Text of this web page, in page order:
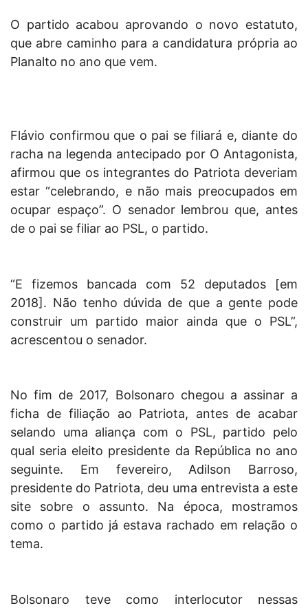
O partido acabou aprovando o novo estatuto,
que abre caminho para a candidatura própria ao
Planalto no ano que vem.
Flávio confirmou que o pai se filiará e, diante do
racha na legenda antecipado por O Antagonista,
afirmou que os integrantes do Patriota deveriam
estar “celebrando, e não mais preocupados em
ocupar espaço”. O senador lembrou que, antes
de o pai se filiar ao PSL, o partido.
“E fizemos bancada com 52 deputados [em
2018]. Não tenho dúvida de que a gente pode
construir um partido maior ainda que o PSL”,
acrescentou o senador.
No fim de 2017, Bolsonaro chegou a assinar a
ficha de filiação ao Patriota, antes de acabar
selando uma aliança com o PSL, partido pelo
qual seria eleito presidente da República no ano
seguinte. Em fevereiro, Adilson Barroso,
presidente do Patriota, deu uma entrevista a este
site sobre o assunto. Na época, mostramos
como o partido já estava rachado em relação o
tema.
Bolsonaro teve como interlocutor nessas